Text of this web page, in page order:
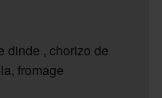
dinde , chorizo de
fromage